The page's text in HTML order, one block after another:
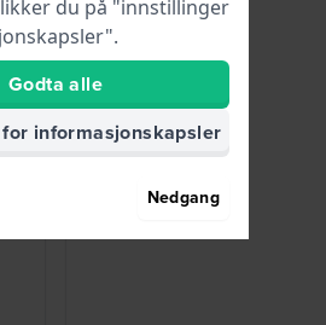
du på "innstillinger
Godta alle
informasjonskapsler
Nedgang